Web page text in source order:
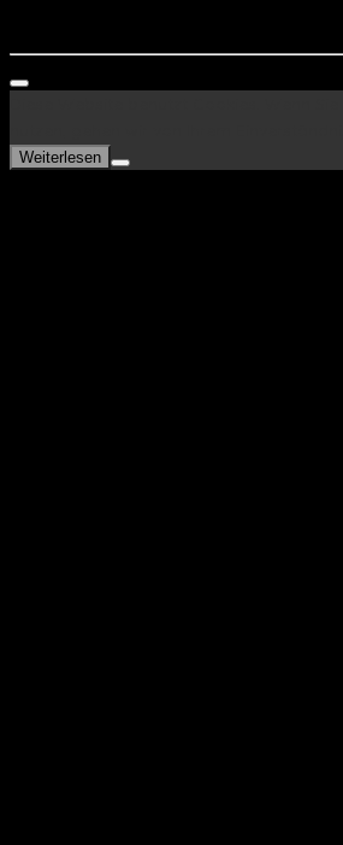
Weiterlesen